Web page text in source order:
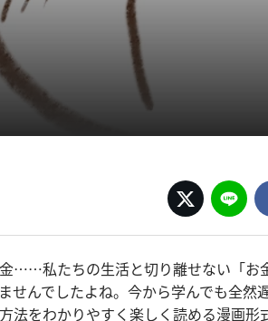
……私たちの生活と切り離せない「お
せんでしたよね。今から学んでも全然
をわかりやすく楽しく読める漫画形